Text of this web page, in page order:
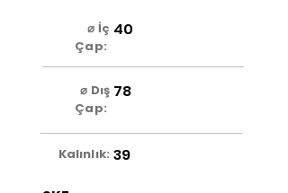
⌀ İç
Çap:
40
⌀ Dış
Çap:
78
Kalınlık: 39